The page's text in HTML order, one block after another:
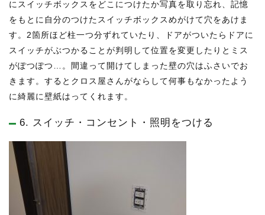
にスイッチボックスをどこにつけたか写真を取り忘れ、記憶
をもとに自分のつけたスイッチボックスめがけて穴をあけま
す。2箇所ほど柱一つ分ずれていたり、ドアがついたらドアに
スイッチがぶつかることが判明して位置を変更したりとミス
がぽつぽつ…。間違って開けてしまった壁の穴はふさいでお
きます。するとクロス屋さんがならして何事もなかったよう
に綺麗に壁紙はってくれます。
6. スイッチ・コンセント・照明をつける